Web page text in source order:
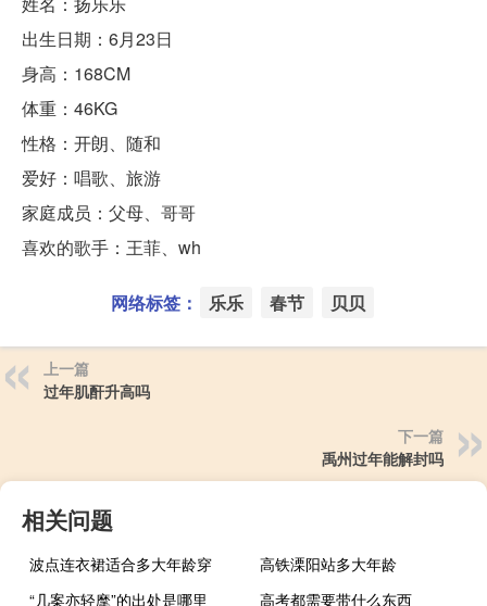
出生日期：6月23日
身高：168CM
体重：46KG
性格：开朗、随和
爱好：唱歌、旅游
家庭成员：父母、哥哥
喜欢的歌手：王菲、wh
网络标签： 乐乐 春节 贝贝
上一篇
过年肌酐升高吗
下一篇
禹州过年能解封吗
相关问题
波点连衣裙适合多大年龄穿
高铁溧阳站多大年龄
“几案亦轻麾”的出处是哪里
高考都需要带什么东西